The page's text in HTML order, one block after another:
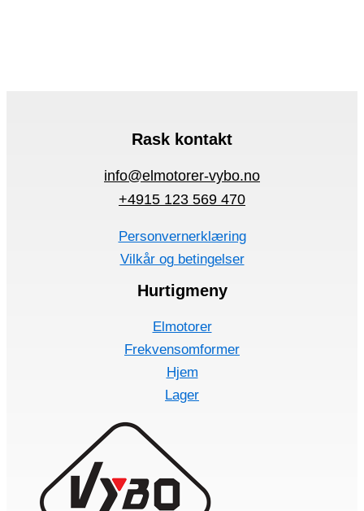
Rask kontakt
info@elmotorer-vybo.no
+4915 123 569 470
Personvernerklæring
Vilkår og betingelser
Hurtigmeny
Elmotorer
Frekvensomformer
Hjem
Lager